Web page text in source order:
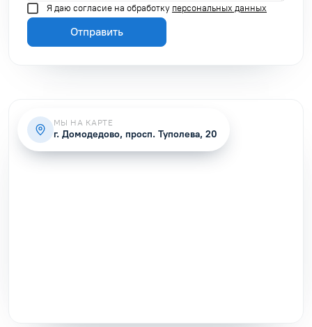
Я даю согласие на обработку персональных данных
Отправить
МЫ НА КАРТЕ
г. Домодедово, просп. Туполева, 20